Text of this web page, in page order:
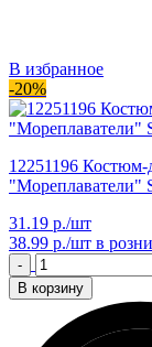
В избранное
-20%
12251196
"Мореплаватели"
31.19 р./шт
38.99 р./шт в
-
В корзину